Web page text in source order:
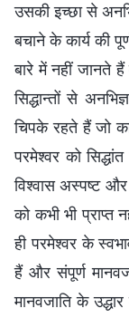
उसकी इच्छा से
बचाने के कार्य की
बारे में नहीं जानते
सिद्धान्तों से
चिपके रहते हैं जो
परमेश्वर को
विश्वास अस्पष्ट
को कभी भी
ही परमेश्वर के
हैं और संपूर्ण
मानवजाति के